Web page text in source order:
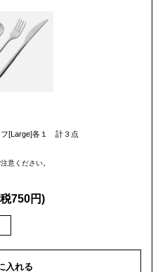
フ[Large]各１ 計３点
意ください。
750円)